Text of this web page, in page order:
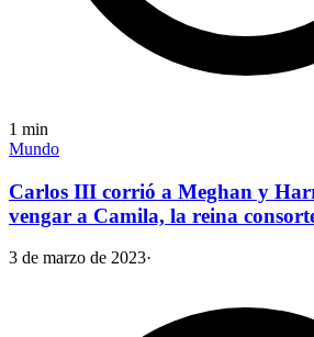
1 min
Mundo
Carlos III corrió a Meghan y
vengar a Camila, la reina
3 de marzo de 2023·